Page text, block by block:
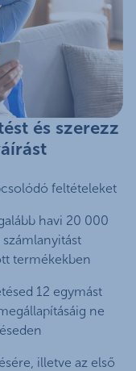
és szerezz
feltételeket
havi 20 000
termékekben
12 egymást
ne
illetve az első